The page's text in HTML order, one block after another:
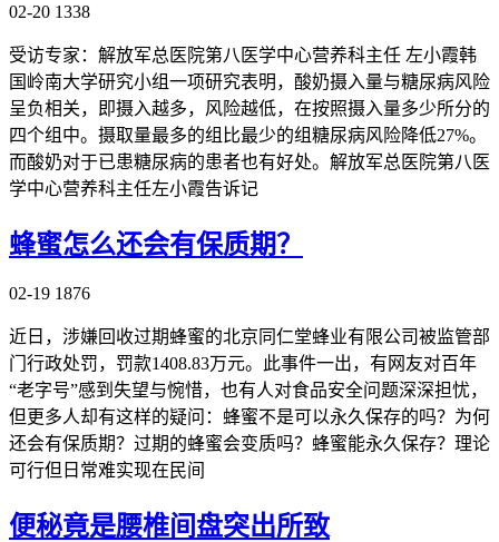
02-20 1338
受访专家：解放军总医院第八医学中心营养科主任 左小霞韩
国岭南大学研究小组一项研究表明，酸奶摄入量与糖尿病风险
呈负相关，即摄入越多，风险越低，在按照摄入量多少所分的
四个组中。摄取量最多的组比最少的组糖尿病风险降低27%。
而酸奶对于已患糖尿病的患者也有好处。解放军总医院第八医
学中心营养科主任左小霞告诉记
蜂蜜怎么还会有保质期？
02-19 1876
近日，涉嫌回收过期蜂蜜的北京同仁堂蜂业有限公司被监管部
门行政处罚，罚款1408.83万元。此事件一出，有网友对百年
“老字号”感到失望与惋惜，也有人对食品安全问题深深担忧，
但更多人却有这样的疑问：蜂蜜不是可以永久保存的吗？为何
还会有保质期？过期的蜂蜜会变质吗？蜂蜜能永久保存？理论
可行但日常难实现在民间
便秘竟是腰椎间盘突出所致